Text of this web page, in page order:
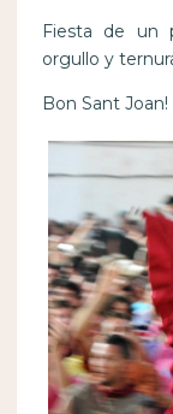
Fiesta de un
orgullo y
Bon Sant Joan!